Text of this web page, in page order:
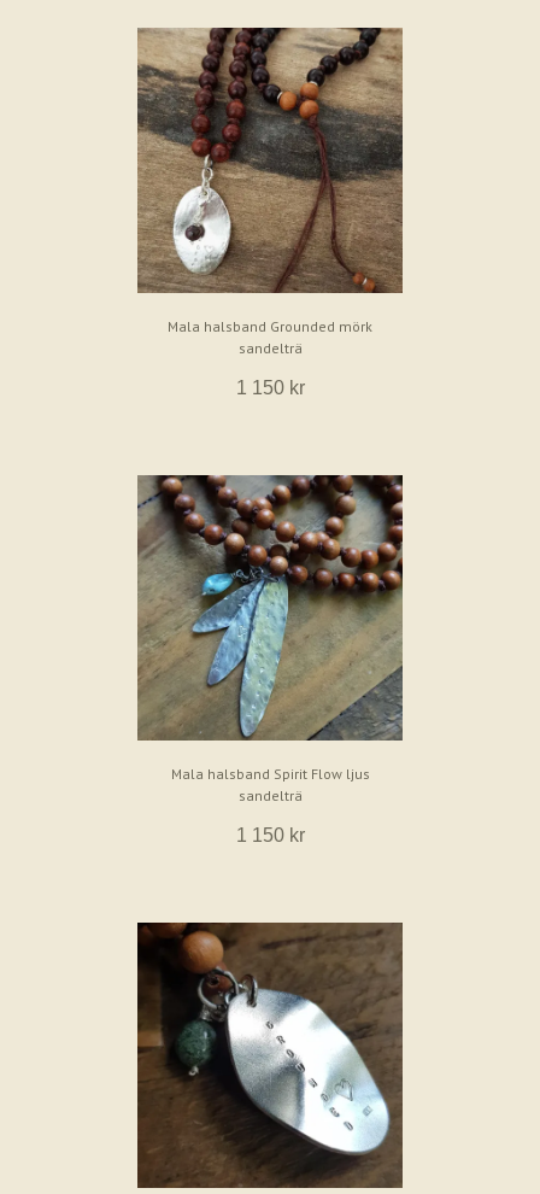
Mala halsband Grounded mörk
sandelträ
1 150 kr
Mala halsband Spirit Flow ljus
sandelträ
1 150 kr